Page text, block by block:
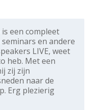
een compleet
en andere
LIVE, weet
heb. Met een
zij zijn
naar de
Erg plezierig